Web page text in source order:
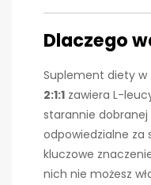
Dlaczego
Suplement diety
2:1:1 zawiera L-
starannie
odpowiedzialne za
kluczowe
nich nie możesz